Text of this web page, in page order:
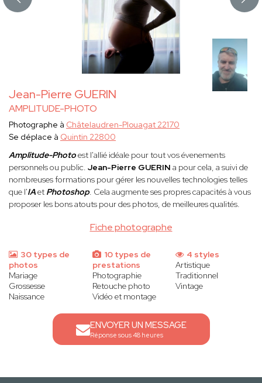
Jean-Pierre GUERIN
AMPLITUDE-PHOTO
Fiche photographe
Photographe à Châtelaudren-Plouagat 22170
Se déplace à Quintin 22800
Amplitude-Photoest l'allié idéale pour tout vos évenements
personnels ou public. Jean-Pierre GUERIN a pour cela, a suivi de
nombreuses formations pour gérer les nouvelles technologies telles
que l'IAet Photoshop. Cela augmente ses propres capacités à vous
proposer les bons atouts pour des photos, de meilleures qualités.
30 types de
photos
Mariage
Grossesse
Naissance
10 types de
prestations
Photographie
Retouche photo
Vidéo et montage
4 styles
Artistique
Traditionnel
Vintage
ENVOYER UN MESSAGE
Réponse sous 48 heures